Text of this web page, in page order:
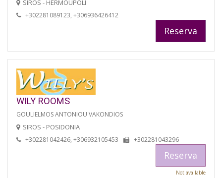
SIROS - HERMOUPOLI
+302281089123, +306936426412
Reserva
WILY ROOMS
GOULIELMOS ANTONIOU VAKONDIOS
SIROS - POSIDONIA
+302281042426, +306932105453 +302281043296
Reserva
Not available